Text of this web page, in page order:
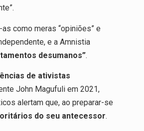
como meras “opiniões” e
e a Amnistia
desumanos”.
de ativistas
John Magufuli em 2021,
alertam que, ao preparar-se
do seu antecessor.